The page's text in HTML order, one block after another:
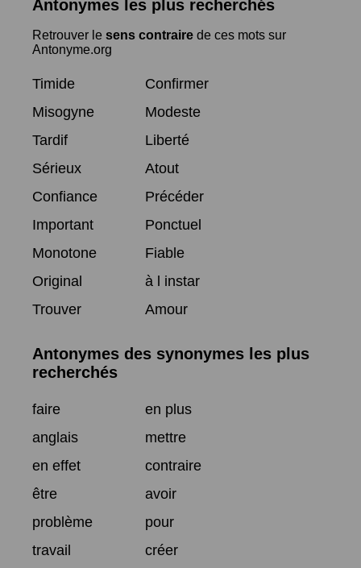
Antonymes les plus recherchés
Retrouver le sens contraire de ces mots sur
Antonyme.org
Timide
Confirmer
Misogyne
Modeste
Tardif
Liberté
Sérieux
Atout
Confiance
Précéder
Important
Ponctuel
Monotone
Fiable
Original
à l instar
Trouver
Amour
Antonymes des synonymes les plus
recherchés
faire
en plus
anglais
mettre
en effet
contraire
être
avoir
problème
pour
travail
créer